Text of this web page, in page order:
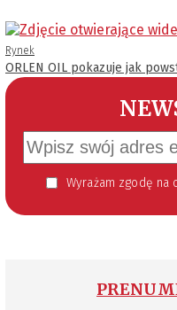
Rynek
ORLEN OIL pokazuje jak
Wyrażam zgodę na otrzymywanie informacji handlowej kierowanej do mnie za pomocą środków komunikacji elektronicznej w szczególności poczty elektronicznej zgodnie z przepisem art. 10 ust 2 ustawy